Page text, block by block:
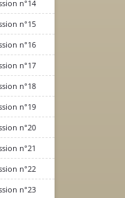
n°14
n°15
n°16
n°17
n°18
n°19
n°20
n°21
n°22
n°23